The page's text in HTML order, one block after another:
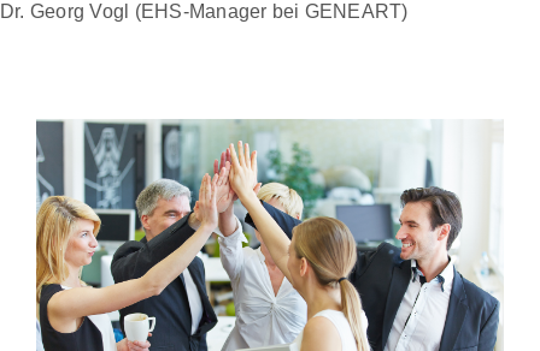
Dr. Georg Vogl (EHS-Manager bei GENEART)